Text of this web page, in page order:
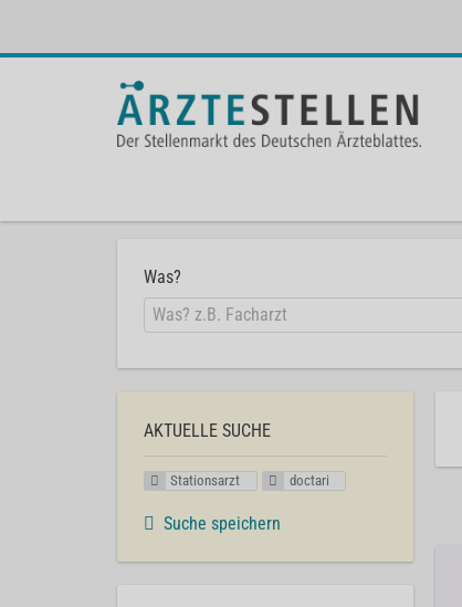
Was?
AKTUELLE SUCHE
Stationsarzt doctari
Suche speichern